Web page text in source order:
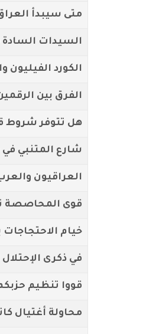
متى سيبدأ
السيدات السادة
الكورد الفيليون
الفرق بين الرقمين 100 و124 حسابيا وبرلمانيا في
هل تتوفر شروط
شارع المتنبي
العراقيون
قوى المحاصصة
خيام الاحتجاجات
في ذكرى
قووا تنظيم
محاولة أغتيال